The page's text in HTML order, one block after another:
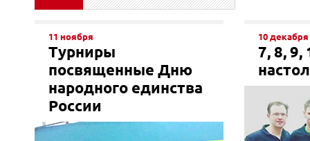
11 ноября
Турниры
посвященные Дню
народного единства
России
10 декабря
7, 8,